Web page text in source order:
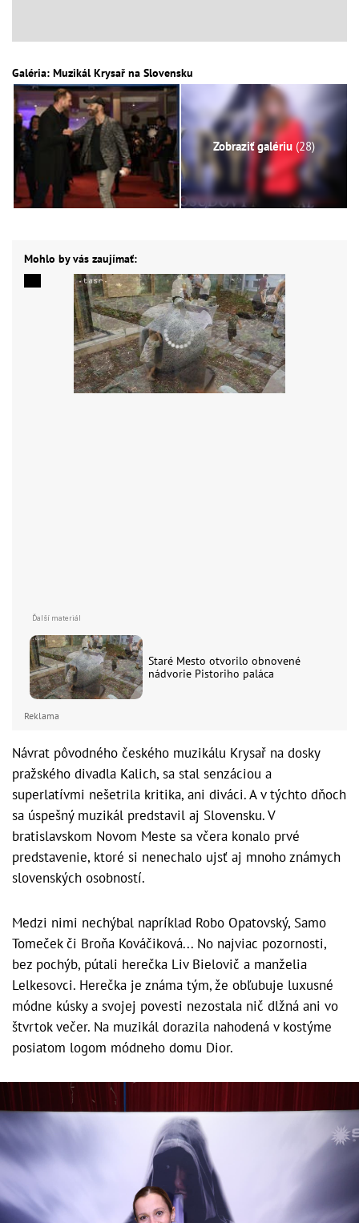
Galéria: Muzikál Krysař na Slovensku
Zobraziť galériu (28)
Mohlo by vás zaujímať:
Staré Mesto otvorilo obnovené
nádvorie Pistoriho paláca
Reklama
Návrat pôvodného českého muzikálu Krysař na dosky
pražského divadla Kalich, sa stal senzáciou a
superlatívmi nešetrila kritika, ani diváci. A v týchto dňoch
sa úspešný muzikál predstavil aj Slovensku. V
bratislavskom Novom Meste sa včera konalo prvé
predstavenie, ktoré si nenechalo ujsť aj mnoho známych
slovenských osobností.
Medzi nimi nechýbal napríklad Robo Opatovský, Samo
Tomeček či Broňa Kováčiková... No najviac pozornosti,
bez pochýb, pútali herečka Liv Bielovič a manželia
Lelkesovci. Herečka je známa tým, že obľubuje luxusné
módne kúsky a svojej povesti nezostala nič dlžná ani vo
štvrtok večer. Na muzikál dorazila nahodená v kostýme
posiatom logom módneho domu Dior.